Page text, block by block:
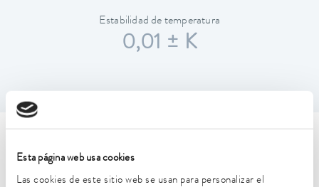
Esta página web usa cookies
Las cookies de este sitio web se usan para personalizar el
Estabilidad de temperatura
0,01 ± K
Características técnicas (según
DIN 12876)